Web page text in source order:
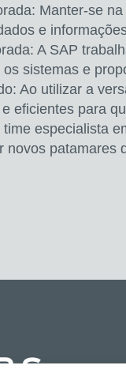
Manter-se
e
A SAP
sistemas e
Ao utilizar a
eficientes para
time especialista
novos patamares